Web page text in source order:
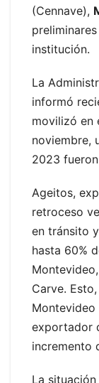
(Cennave),
institución.
La
informó
movilizó en
noviembre,
2023 fueron
Ageitos,
retroceso
en tránsito
hasta 60%
Carve.
exportador
incremento
La